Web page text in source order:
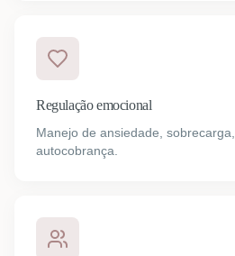
Regulação emocional
Manejo de ansiedade,
autocobrança.